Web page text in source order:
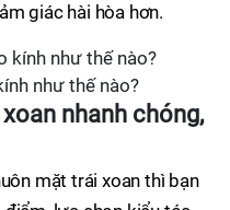
giác hài hòa hơn.
như thế nào?
nhanh chóng,
mặt trái xoan thì bạn